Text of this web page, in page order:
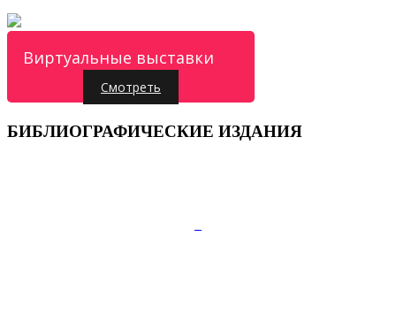
Виртуальные выставки
Смотреть
БИБЛИОГРАФИЧЕСКИЕ ИЗДАНИЯ